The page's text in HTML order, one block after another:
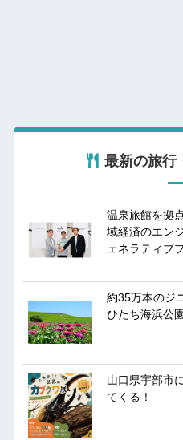
最新の旅行
温泉旅館を拠
域経済のエン
ェネラティブ
約35万本のジ
ひたち海浜公園
山口県宇部市
てくる！